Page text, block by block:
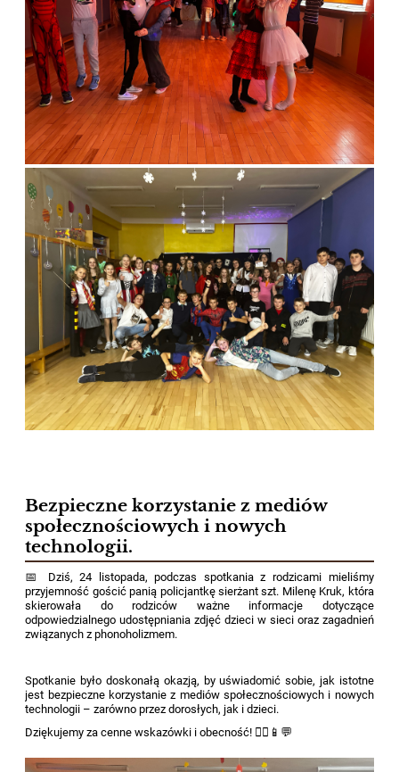
Bezpieczne korzystanie z mediów
społecznościowych i nowych
technologii.
📅 Dziś, 24 listopada, podczas spotkania z rodzicami mieliśmy
przyjemność gościć panią policjantkę sierżant szt. Milenę Kruk, która
skierowała do rodziców ważne informacje dotyczące
odpowiedzialnego udostępniania zdjęć dzieci w sieci oraz zagadnień
związanych z phonoholizmem.
Spotkanie było doskonałą okazją, by uświadomić sobie, jak istotne
jest bezpieczne korzystanie z mediów społecznościowych i nowych
technologii – zarówno przez dorosłych, jak i dzieci.
Dziękujemy za cenne wskazówki i obecność! 👮‍♀️📱💬